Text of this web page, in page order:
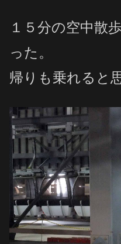
１５分の空中散
った。
帰りも乗れると